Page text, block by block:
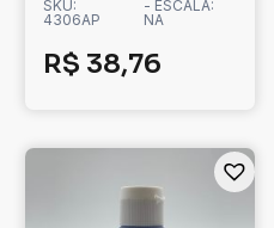
SKU:
4306AP
- ESCALA:
NA
R$ 38,76